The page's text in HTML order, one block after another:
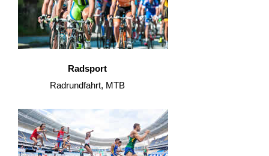
Radsport
Radrundfahrt, MTB